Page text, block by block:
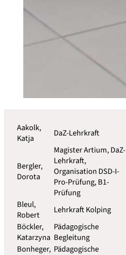
Aakolk,
Katja
DaZ-Lehrkraft
Bergler,
Dorota
Magister Artium, DaZ-
Lehrkraft,
Organisation DSD-I-
Pro-Prüfung, B1-
Prüfung
Bleul,
Robert
Lehrkraft Kolping
Böckler,
Katarzyna
Pädagogische
Begleitung
Bonheger, Pädagogische